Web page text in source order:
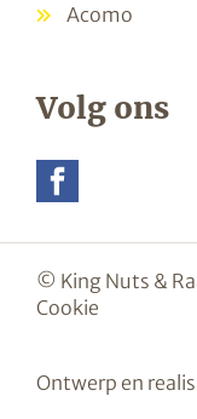
Acomo
Volg ons
© King Nuts &
Cookie
Ontwerp en